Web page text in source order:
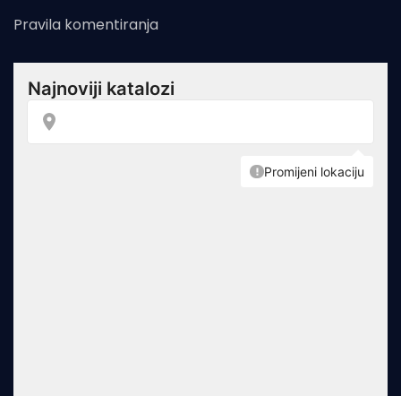
Pravila komentiranja